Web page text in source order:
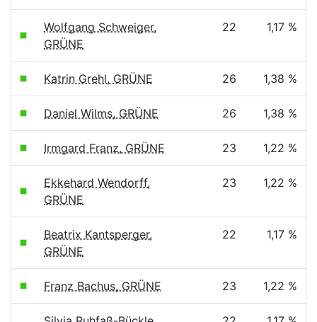
Wolfgang Schweiger,
GRÜNE
22 1,17 %
Katrin Grehl, GRÜNE 26 1,38 %
Daniel Wilms, GRÜNE 26 1,38 %
Irmgard Franz, GRÜNE 23 1,22 %
Ekkehard Wendorff,
GRÜNE
23 1,22 %
Beatrix Kantsperger,
GRÜNE
22 1,17 %
Franz Bachus, GRÜNE 23 1,22 %